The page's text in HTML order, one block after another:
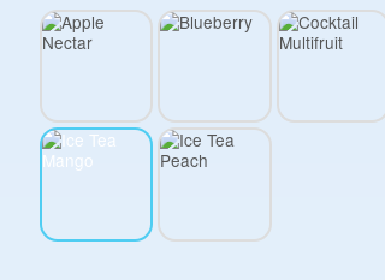
Apple Nectar Blueberry Cocktail
Ice Tea Mango
Ice Tea Peach